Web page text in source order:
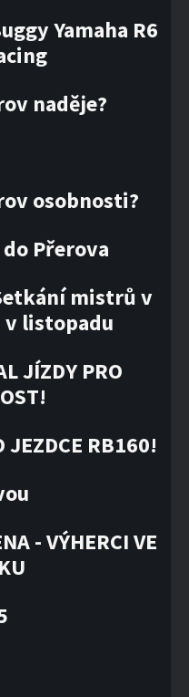
Yamaha R6
naděje?
osobnosti?
Přerova
mistrů v
v listopadu
JÍZDY PRO
JEZDCE RB160!
- VÝHERCI VE